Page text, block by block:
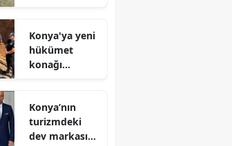
Konya'ya yeni
hükümet
konağı
Konya’nın
turizmdeki
dev markası